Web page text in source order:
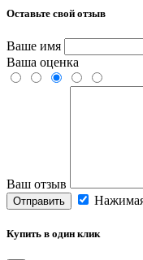
Оставьте свой отзыв
Ваше имя
Ваша оценка
Ваш отзыв
Отправить
Купить в один клик